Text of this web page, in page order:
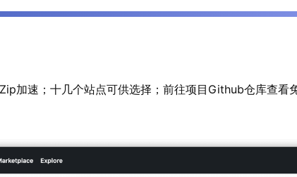
加速；十几个站点可供选择；前往项目Github仓库查看